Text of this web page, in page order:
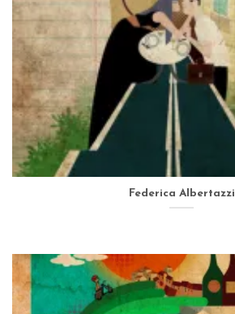
Federica Albertazzi